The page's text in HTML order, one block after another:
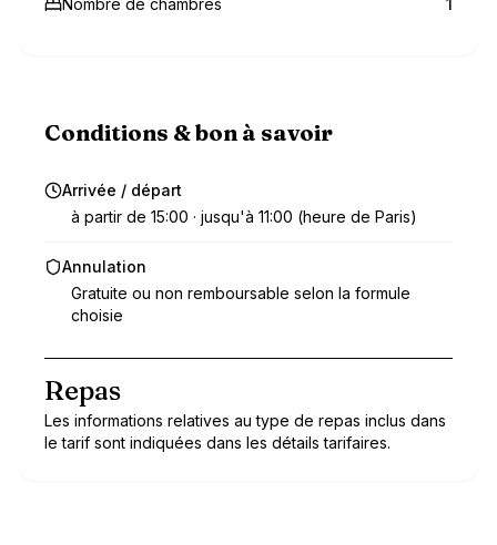
Nombre de chambres 1
Conditions & bon à savoir
Arrivée / départ
à partir de 15:00 · jusqu'à 11:00 (heure de Paris)
Annulation
Gratuite ou non remboursable selon la formule
choisie
Repas
Les informations relatives au type de repas inclus dans
le tarif sont indiquées dans les détails tarifaires.